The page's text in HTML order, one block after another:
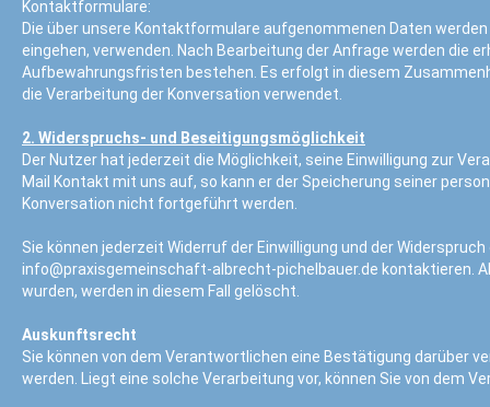
Kontaktformulare:
Die über unsere Kontaktformulare aufgenommenen Daten
eingehen, verwenden. Nach Bearbeitung der Anfrage werden die
Aufbewahrungsfristen bestehen. Es erfolgt in diesem
die Verarbeitung der Konversation verwendet.
2. Widerspruchs- und Beseitigungsmöglichkeit
Der Nutzer hat jederzeit die Möglichkeit, seine Einwilligung zur
Mail Kontakt mit uns auf, so kann er der Speicherung seiner
Konversation nicht fortgeführt werden.
Sie können jederzeit Widerruf der Einwilligung und der
info@praxisgemeinschaft-albrecht-pichelbauer.de kontaktieren.
wurden, werden in diesem Fall gelöscht.
Auskunftsrecht
Sie können von dem Verantwortlichen eine Bestätigung darüber
werden. Liegt eine solche Verarbeitung vor, können Sie von dem